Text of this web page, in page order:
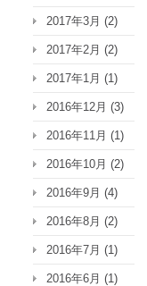
2017年3月 (2)
2017年2月 (2)
2017年1月 (1)
2016年12月 (3)
2016年11月 (1)
2016年10月 (2)
2016年9月 (4)
2016年8月 (2)
2016年7月 (1)
2016年6月 (1)